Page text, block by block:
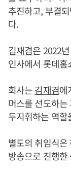
추진하고, 부결
다.
김재겸은 2022
인사에서 롯데
회사는김재겸에
머스를 선도하는
두지휘하는 역할
별도의 취임식
방송으로 진행